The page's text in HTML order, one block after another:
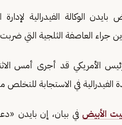
الوكالة الفيدرالية
جراء العاصفة الثلجية التي ضربت
الأمريكي قد أجرى أمس
الفيدرالية في الاستجابة للتخلص
الأبيض في بيان، إن بايدن